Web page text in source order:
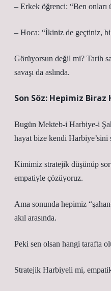
– Erkek öğrenci: “Ben onları
– Hoca: “İkiniz de geçtiniz,
Görüyorsun değil mi? Tarih
savaşı da aslında.
Son Söz: Hepimiz
Bugün Mekteb-i Harbiye-i
hayat bize kendi Harbiye’sini
Kimimiz stratejik düşünüp
empatiyle çözüyoruz.
Ama sonunda hepimiz
akıl arasında.
Peki sen olsan hangi tarafta
Stratejik Harbiyeli mi,